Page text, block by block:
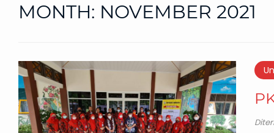
MONTH: NOVEMBER 2021